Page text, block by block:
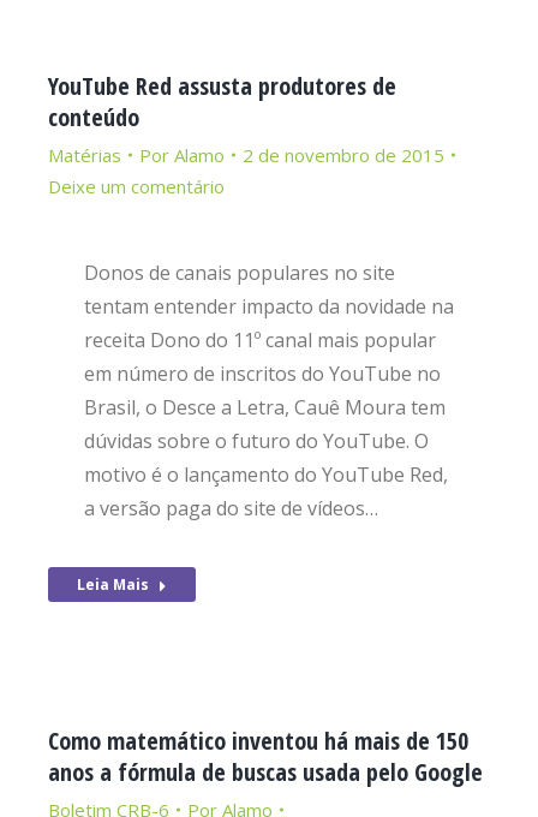
YouTube Red assusta produtores de
conteúdo
Matérias Por Alamo
2 de novembro de 2015
Deixe um comentário
Donos de canais populares no site
tentam entender impacto da novidade na
receita Dono do 11º canal mais popular
em número de inscritos do YouTube no
Brasil, o Desce a Letra, Cauê Moura tem
dúvidas sobre o futuro do YouTube. O
motivo é o lançamento do YouTube Red,
a versão paga do site de vídeos…
Leia Mais
Como matemático inventou há mais de 150
anos a fórmula de buscas usada pelo Google
Boletim CRB-6 Por Alamo